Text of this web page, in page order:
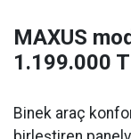
MAXUS
1.199.000
Binek araç